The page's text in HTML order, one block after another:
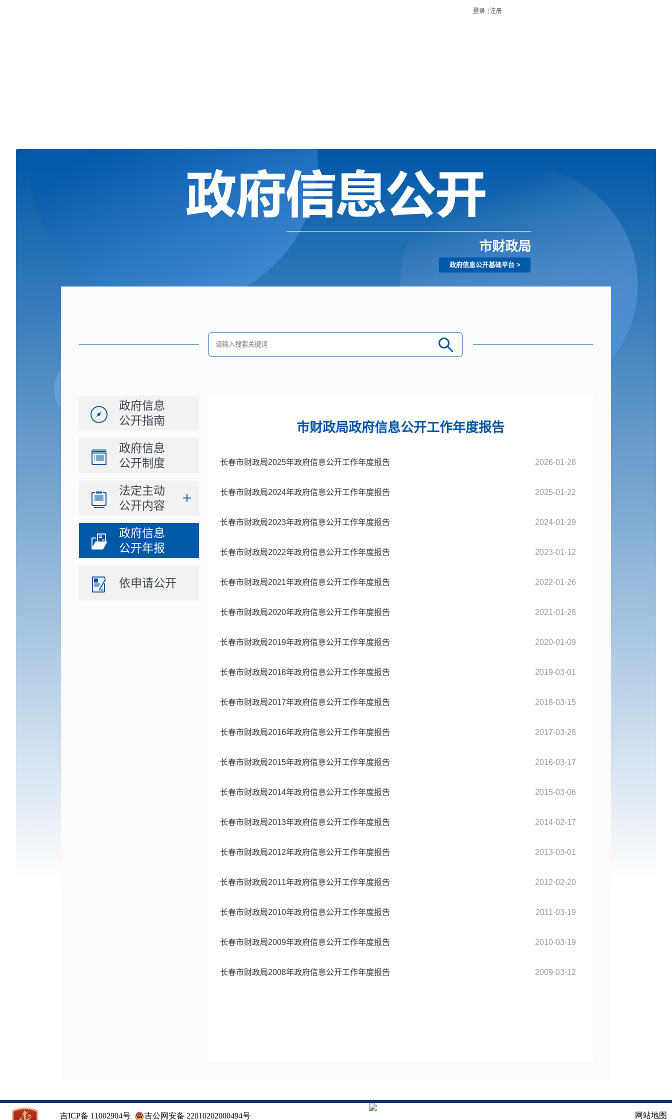
登录 注册
市财政局
政府信息公开基础平台>
政府信息
公开指南
政府信息
公开制度
法定主动
公开内容
政府信息
公开年报
依申请公开
市财政局政府信息公开工作年度报告
长春市财政局2025年政府信息公开工作年度报告 2026-01-28
长春市财政局2024年政府信息公开工作年度报告 2025-01-22
长春市财政局2023年政府信息公开工作年度报告 2024-01-29
长春市财政局2022年政府信息公开工作年度报告 2023-01-12
长春市财政局2021年政府信息公开工作年度报告 2022-01-26
长春市财政局2020年政府信息公开工作年度报告 2021-01-28
长春市财政局2019年政府信息公开工作年度报告 2020-01-09
长春市财政局2018年政府信息公开工作年度报告 2019-03-01
长春市财政局2017年政府信息公开工作年度报告 2018-03-15
长春市财政局2016年政府信息公开工作年度报告 2017-03-28
长春市财政局2015年政府信息公开工作年度报告 2016-03-17
长春市财政局2014年政府信息公开工作年度报告 2015-03-06
长春市财政局2013年政府信息公开工作年度报告 2014-02-17
长春市财政局2012年政府信息公开工作年度报告 2013-03-01
长春市财政局2011年政府信息公开工作年度报告 2012-02-20
长春市财政局2010年政府信息公开工作年度报告 2011-03-19
长春市财政局2009年政府信息公开工作年度报告 2010-03-19
长春市财政局2008年政府信息公开工作年度报告 2009-03-12